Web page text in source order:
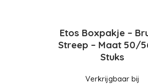
Etos Boxpakje –
Streep – Maat 50/
Stuks
Verkrijgbaar bij